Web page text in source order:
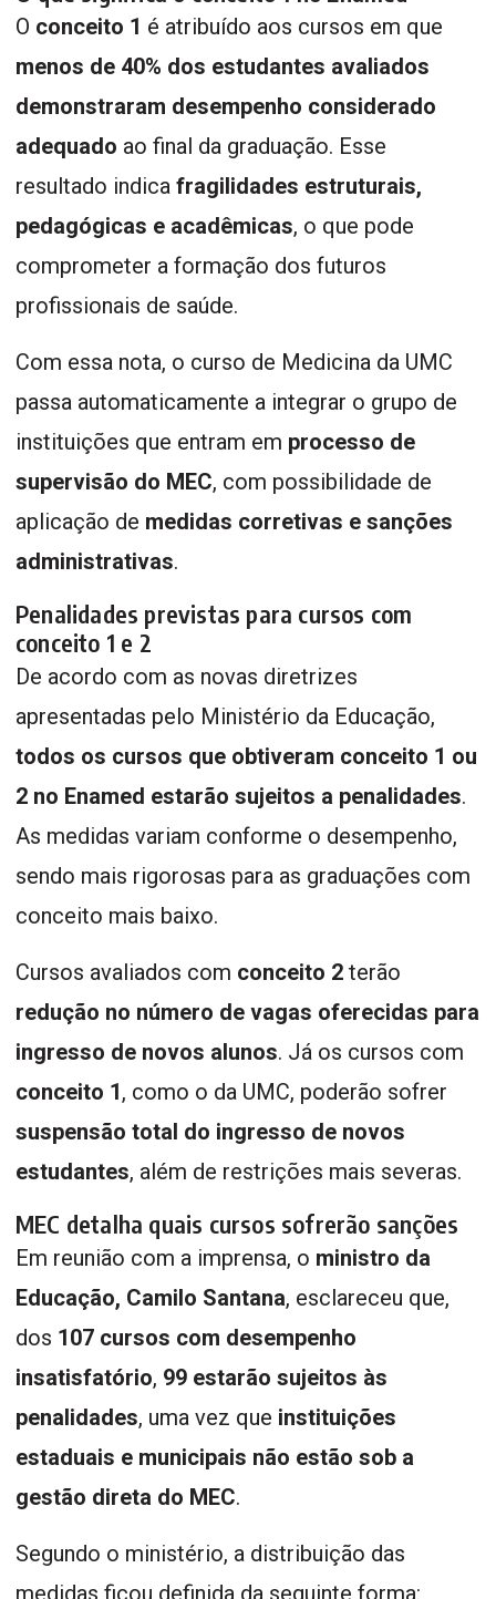
O conceito 1 é atribuído aos cursos em que
menos de 40% dos estudantes avaliados
demonstraram desempenho considerado
adequado ao final da graduação. Esse
resultado indica fragilidades estruturais,
pedagógicas e acadêmicas, o que pode
comprometer a formação dos futuros
profissionais de saúde.
Com essa nota, o curso de Medicina da UMC
passa automaticamente a integrar o grupo de
instituições que entram em processo de
supervisão do MEC, com possibilidade de
aplicação de medidas corretivas e sanções
administrativas.
Penalidades previstas para cursos com
conceito 1 e 2
De acordo com as novas diretrizes
apresentadas pelo Ministério da Educação,
todos os cursos que obtiveram conceito 1 ou
2 no Enamed estarão sujeitos a penalidades.
As medidas variam conforme o desempenho,
sendo mais rigorosas para as graduações com
conceito mais baixo.
Cursos avaliados com conceito 2 terão
redução no número de vagas oferecidas para
ingresso de novos alunos. Já os cursos com
conceito 1, como o da UMC, poderão sofrer
suspensão total do ingresso de novos
estudantes, além de restrições mais severas.
MEC detalha quais cursos sofrerão sanções
Em reunião com a imprensa, o ministro da
Educação, Camilo Santana, esclareceu que,
dos 107 cursos com desempenho
insatisfatório, 99 estarão sujeitos às
penalidades, uma vez que instituições
estaduais e municipais não estão sob a
gestão direta do MEC.
Segundo o ministério, a distribuição das